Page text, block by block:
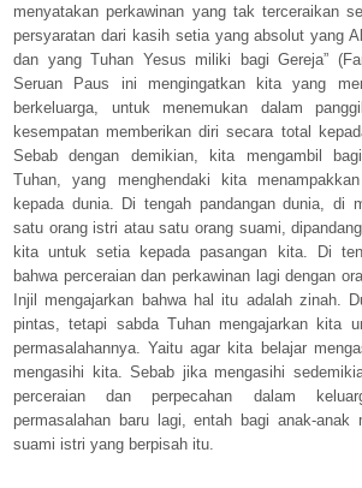
menyatakan perkawinan yang tak terceraikan
persyaratan dari kasih setia yang absolut yang
dan yang Tuhan Yesus miliki bagi Gereja”
Seruan Paus ini mengingatkan kita yang
berkeluarga, untuk menemukan dalam
kesempatan memberikan diri secara total
Sebab dengan demikian, kita mengambil
Tuhan, yang menghendaki kita
kepada dunia. Di tengah pandangan dunia, di
satu orang istri atau satu orang suami,
kita untuk setia kepada pasangan kita. Di
bahwa perceraian dan perkawinan lagi dengan
Injil mengajarkan bahwa hal itu adalah zinah.
pintas, tetapi sabda Tuhan mengajarkan kita
permasalahannya. Yaitu agar kita belajar
mengasihi kita. Sebab jika mengasihi
perceraian dan perpecahan dalam
permasalahan baru lagi, entah bagi anak-anak
suami istri yang berpisah itu.